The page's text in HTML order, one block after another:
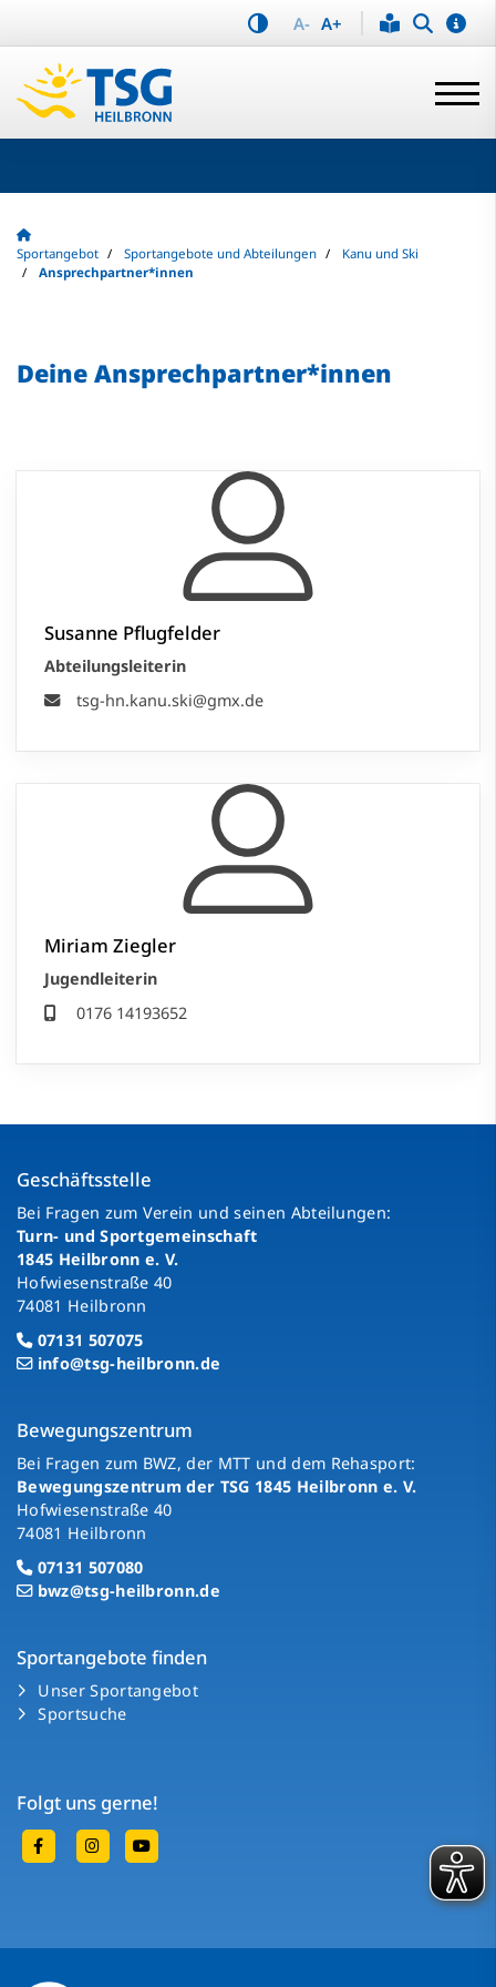
A- A+
Sportangebot Sportangebote und Abteilungen
Kanu und Ski
Ansprechpartner*innen
Deine Ansprechpartner*innen
Susanne Pflugfelder
Abteilungsleiterin
tsg-hn.kanu.ski@gmx.de
Miriam Ziegler
Jugendleiterin
0176 14193652
Geschäftsstelle
Bei Fragen zum Verein und seinen Abteilungen:
Turn- und Sportgemeinschaft
1845 Heilbronn e. V.
Hofwiesenstraße 40
74081 Heilbronn
07131 507075
info@tsg-heilbronn.de
Bewegungszentrum
Bei Fragen zum BWZ, der MTT und dem Rehasport:
Bewegungszentrum der TSG 1845 Heilbronn e. V.
Hofwiesenstraße 40
74081 Heilbronn
07131 507080
bwz@tsg-heilbronn.de
Sportangebote finden
Unser Sportangebot
Sportsuche
Folgt uns gerne!